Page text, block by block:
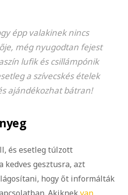
épp valakinek nincs
még nyugodtan fejest
lufik és csillámpónik
a szívecskés ételek
ajándékozhat bátran!
és esetleg túlzott
kedves gesztusra, azt
hogy őt informálták